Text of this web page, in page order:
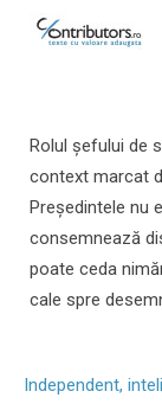
Rolul şefului de
context marcat
Preşedintele nu
consemnează
poate ceda
cale spre
Independent,